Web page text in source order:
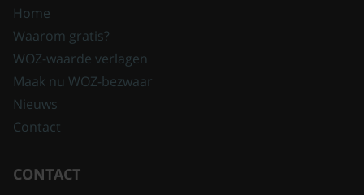
Home
Waarom gratis?
WOZ-waarde verlagen
Maak nu WOZ-bezwaar
Nieuws
Contact
CONTACT